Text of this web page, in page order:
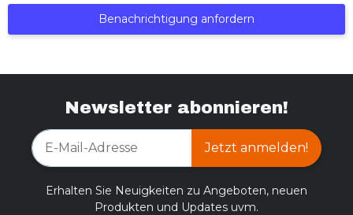
Benachrichtigung anfordern
Newsletter abonnieren!
Jetzt anmelden!
Erhalten Sie Neuigkeiten zu Angeboten, neuen
Produkten und Updates uvm.